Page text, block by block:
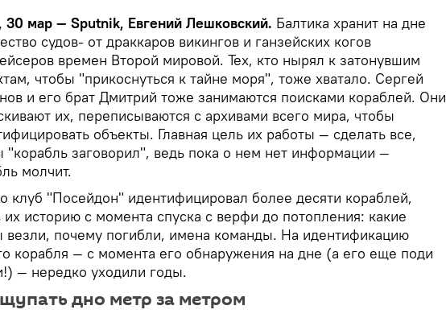
30 мар — Sputnik, Евгений Лешковский. Балтика хранит на дне
судов- от драккаров викингов и ганзейских когов
времен Второй мировой. Тех, кто нырял к затонувшим
чтобы "прикоснуться к тайне моря", тоже хватало. Сергей
и его брат Дмитрий тоже занимаются поисками кораблей. Они
их, переписываются с архивами всего мира, чтобы
объекты. Главная цель их работы — сделать все,
"корабль заговорил", ведь пока о нем нет информации —
молчит.
клуб "Посейдон" идентифицировал более десяти кораблей,
их историю с момента спуска с верфи до потопления: какие
везли, почему погибли, имена команды. На идентификацию
корабля — с момента его обнаружения на дне (а его еще поди
— нередко уходили годы.
дно метр за метром